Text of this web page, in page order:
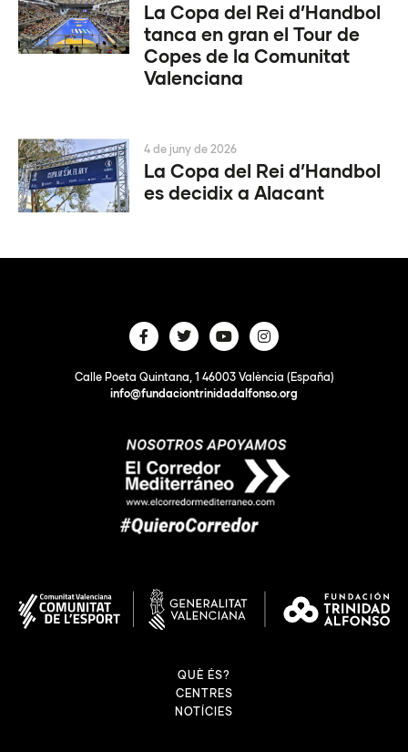
La Copa del Rei d’Handbol
tanca en gran el Tour de
Copes de la Comunitat
Valenciana
La Copa del Rei d’Handbol
es decidix a Alacant
4 de juny de 2026
Calle Poeta Quintana, 1 46003 València (España)
info@fundaciontrinidadalfonso.org
QUÈ ÉS?
CENTRES
NOTÍCIES